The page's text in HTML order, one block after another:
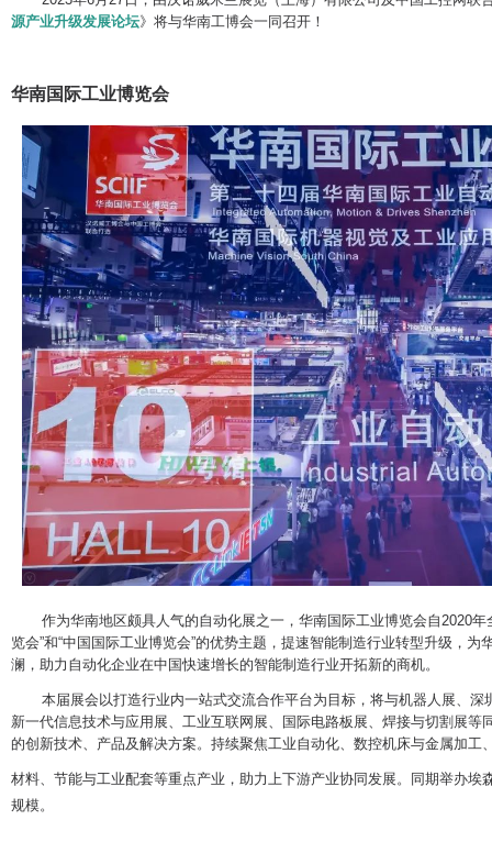
源产业升级发展论坛》将与华南工博会一同召开！
华南国际工业博览会
作为华南地区颇具人气的自动化展之一，华南国际工业博览会自2020年
览会”和“中国国际工业博览会”的优势主题，提速智能制造行业转型升级，
澜，助力自动化企业在中国快速增长的智能制造行业开拓新的商机。
本届展会以打造行业内一站式交流合作平台为目标，将与机器人展、深
新一代信息技术与应用展、工业互联网展、国际电路板展、焊接与切割展等
的创新技术、产品及解决方案。持续聚焦工业自动化、数控机床与金属加工
材料、节能与工业配套等重点产业，助力上下游产业协同发展。同期举办埃
规模。